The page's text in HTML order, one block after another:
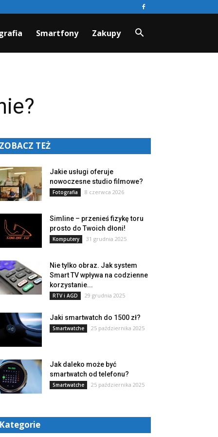
Smartfony Zakupy
ZOBACZ TEŻ
Jakie usługi oferuje
nowoczesne studio filmowe?
Fotografia 8 czerwca 2026
Simline – przenieś fizykę toru
prosto do Twoich dłoni!
Komputery 31 grudnia 2025
Nie tylko obraz. Jak system
Smart TV wpływa na codzienne
korzystanie...
RTV i AGD 29 grudnia 2025
Jaki smartwatch do 1500 zł?
Smartwatche 25 października 2025
Jak daleko może być
smartwatch od telefonu?
Smartwatche 25 października 2025
Kategorie